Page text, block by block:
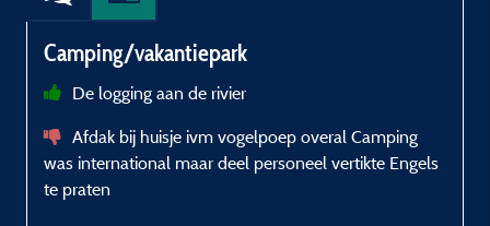
Camping/vakantiepark
De logging aan de rivier
Afdak bij huisje ivm vogelpoep overal Camping
was international maar deel personeel vertikte Engels
te praten